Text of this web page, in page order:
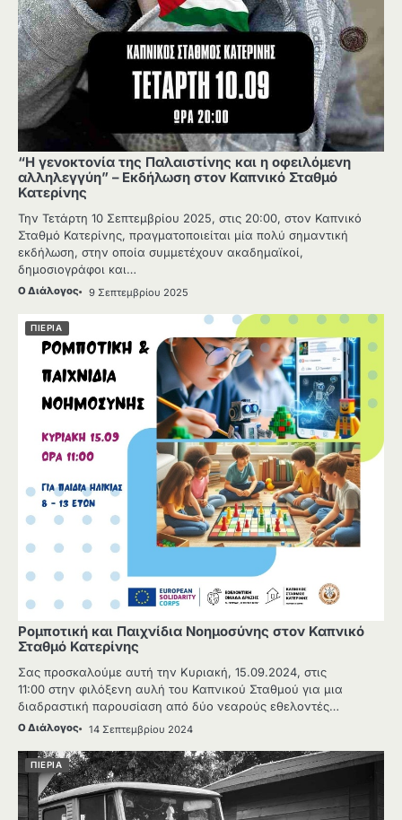
“Η γενοκτονία της Παλαιστίνης και η οφειλόμενη
αλληλεγγύη” – Εκδήλωση στον Καπνικό Σταθμό
Κατερίνης
Την Τετάρτη 10 Σεπτεμβρίου 2025, στις 20:00, στον Καπνικό
Σταθμό Κατερίνης, πραγματοποιείται μία πολύ σημαντική
εκδήλωση, στην οποία συμμετέχουν ακαδημαϊκοί,
δημοσιογράφοι και…
Ο Διάλογος 9 Σεπτεμβρίου 2025
ΠΙΕΡΙΑ
Ρομποτική και Παιχνίδια Νοημοσύνης στον Καπνικό
Σταθμό Κατερίνης
Σας προσκαλούμε αυτή την Κυριακή, 15.09.2024, στις
11:00 στην φιλόξενη αυλή του Καπνικού Σταθμού για μια
διαδραστική παρουσίαση από δύο νεαρούς εθελοντές…
Ο Διάλογος 14 Σεπτεμβρίου 2024
ΠΙΕΡΙΑ